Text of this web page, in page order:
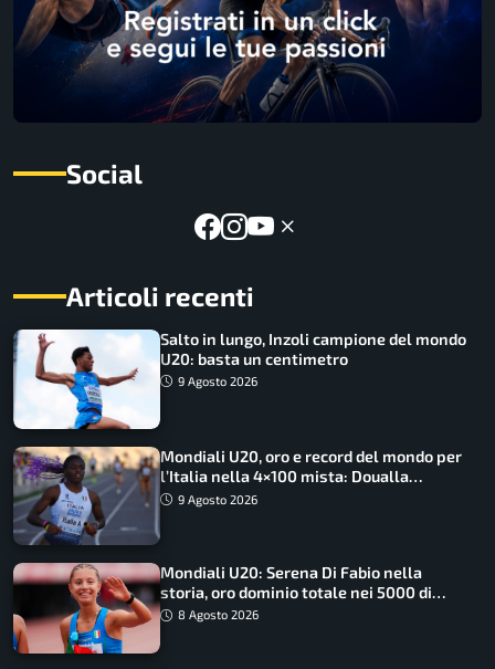
Social
Articoli recenti
Salto in lungo, Inzoli campione del mondo
U20: basta un centimetro
9 Agosto 2026
Mondiali U20, oro e record del mondo per
l’Italia nella 4×100 mista: Doualla
straordinaria
9 Agosto 2026
Mondiali U20: Serena Di Fabio nella
storia, oro dominio totale nei 5000 di
marcia
8 Agosto 2026